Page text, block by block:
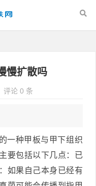
慢扩散吗
评论 0 条
一种甲板与甲下组织
要包括以下几点：已
如果自己本身已经有